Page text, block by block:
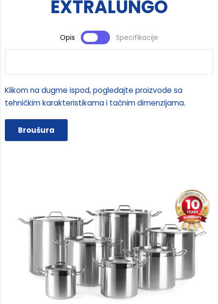
EXTRALUNGO
Opis Specifikacije
Klikom na dugme ispod, pogledajte proizvode sa
tehničkim karakteristikama i tačnim dimenzijama.
Broušura